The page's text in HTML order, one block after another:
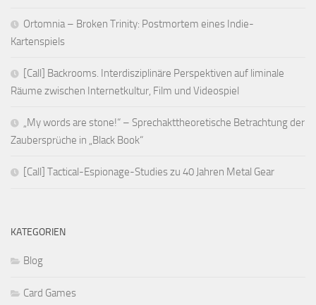
Ortomnia – Broken Trinity: Postmortem eines Indie-
Kartenspiels
[Call] Backrooms. Interdisziplinäre Perspektiven auf liminale
Räume zwischen Internetkultur, Film und Videospiel
„My words are stone!“ – Sprechakttheoretische Betrachtung der
Zaubersprüche in „Black Book“
[Call] Tactical-Espionage-Studies zu 40 Jahren Metal Gear
KATEGORIEN
Blog
Card Games